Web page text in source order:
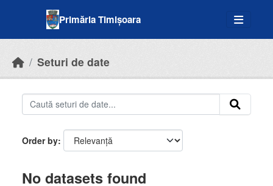
Primăria Timișoara
Seturi de date
Order by
No datasets found